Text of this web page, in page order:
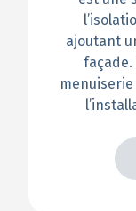
ajoutant
façade.